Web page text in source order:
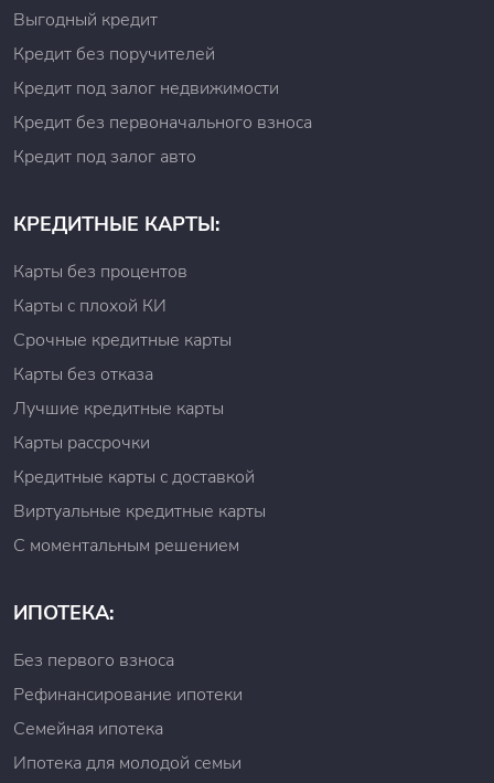
Выгодный кредит
Кредит без поручителей
Кредит под залог недвижимости
Кредит без первоначального взноса
Кредит под залог авто
КРЕДИТНЫЕ КАРТЫ:
Карты без процентов
Карты с плохой КИ
Срочные кредитные карты
Карты без отказа
Лучшие кредитные карты
Карты рассрочки
Кредитные карты с доставкой
Виртуальные кредитные карты
С моментальным решением
ИПОТЕКА:
Без первого взноса
Рефинансирование ипотеки
Семейная ипотека
Ипотека для молодой семьи